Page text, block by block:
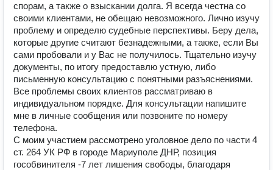
спорам, а также о взыскании долга. Я всегда честна со
своими клиентами, не обещаю невозможного. Лично изучу
проблему и определю судебные перспективы. Беру дела,
которые другие считают безнадежными, а также, если Вы
сами пробовали и у Вас не получилось. Тщательно изучу
документы, по итогу предоставлю устную, либо
письменную консультацию с понятными разъяснениями.
Все проблемы своих клиентов рассматриваю в
индивидуальном порядке. Для консультации напишите
мне в личные сообщения или позвоните по номеру
телефона.
С моим участием рассмотрено уголовное дело по части 4
ст. 264 УК РФ в городе Мариуполе ДНР, позиция
гособвинителя -7 лет лишения свободы, благодаря